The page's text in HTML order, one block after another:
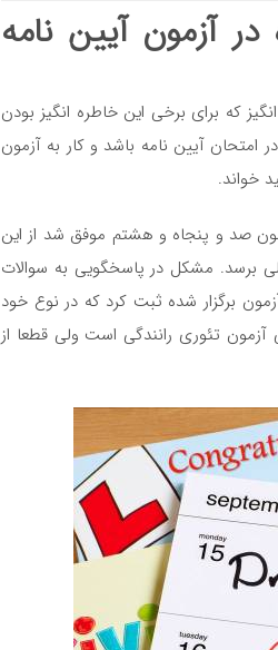
بالاخره در آزمون آیین نامه
که برای برخی این خاطره انگیز بودن
آیین نامه باشد و کار به آزمون
خواند.
نامه بالاخره در آزمون صد و پنجاه و هشتم موفق شد از این
برسد. مشکل در پاسخگویی به سوالات
این مرد آنقدر جدی بود که نام او را در بیش از ۱۵۰ سری آزمون برگزار شده ثبت کرد که در نوع خود
آزمون تئوری رانندگی است ولی قطعا از